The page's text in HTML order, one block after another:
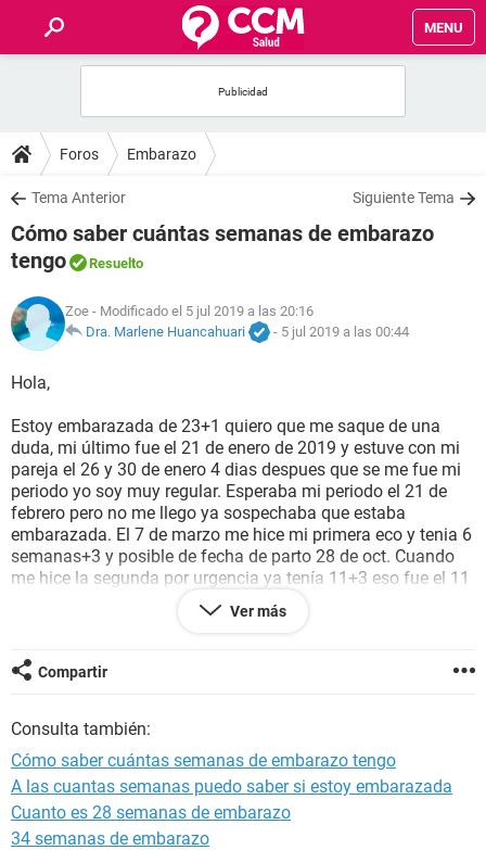
MENU
FOROS
SALUD
FAMILIA
NUTRICIÓN
SEXUALIDAD
GLOSARIO
Foros Embarazo
Tema Anterior Siguiente Tema
Cómo saber cuántas semanas de embarazo
tengo
Resuelto
Zoe - Modificado el 5 jul 2019 a las 20:16
Dra. Marlene Huancahuari
- 5 jul 2019 a las 00:44
Hola,
Estoy embarazada de 23+1 quiero que me saque de una
duda, mi último fue el 21 de enero de 2019 y estuve con mi
pareja el 26 y 30 de enero 4 dias despues que se me fue mi
periodo yo soy muy regular. Esperaba mi periodo el 21 de
febrero pero no me llego ya sospechaba que estaba
embarazada. El 7 de marzo me hice mi primera eco y tenia 6
semanas+3 y posible de fecha de parto 28 de oct. Cuando
me hice la segunda por urgencia ya tenía 11+3 eso fue el 11
de abril que me la hice. Y el 27 junio me tocó una eco y
cuando me la hice me salió de 24+4 dias y posible fecha es
dia y quisiera saber si la ecografia también se equivoca
porque yo estoy con las cuentas que me saco el ginecólogo
Muchas gracias
Ver más
Compartir
Consulta también:
Cómo saber cuántas semanas de embarazo tengo
A las cuantas semanas puedo saber si estoy embarazada
Cuanto es 28 semanas de embarazo
34 semanas de embarazo